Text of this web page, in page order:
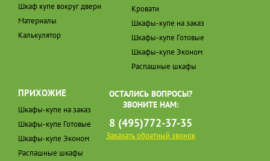
Шкаф купе вокруг двери
Материалы
Калькулятор
Кровати
Шкафы-купе на заказ
Шкафы-купе Готовые
Шкафы-купе Эконом
Распашные шкафы
ПРИХОЖИЕ
Шкафы-купе на заказ
Шкафы-купе Готовые
Шкафы-купе Эконом
Распашные шкафы
ОСТАЛИСЬ ВОПРОСЫ?
ЗВОНИТЕ НАМ:
8 (495)772-37-35
Заказать обратный звонок